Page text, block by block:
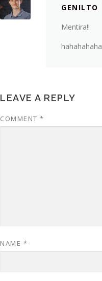
GENILTO
Mentira!!
hahahahaha
LEAVE A REPLY
COMMENT *
NAME *